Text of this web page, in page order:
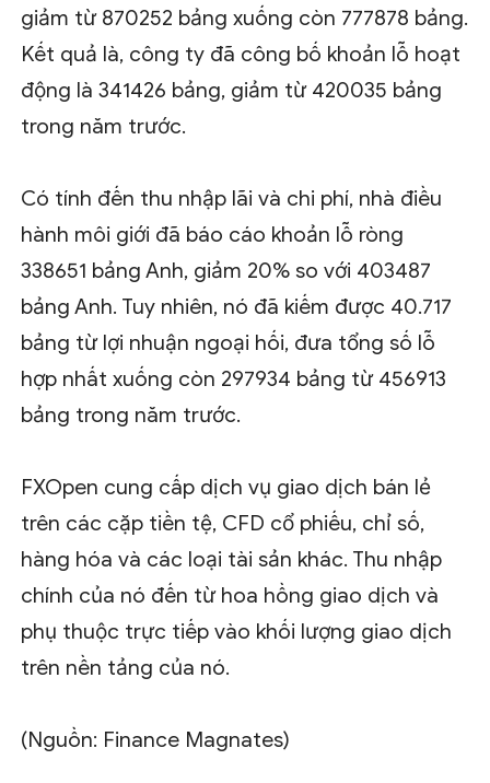
giảm từ 870252 bảng xuống còn 777878 bảng.
Kết quả là, công ty đã công bố khoản lỗ hoạt
động là 341426 bảng, giảm từ 420035 bảng
trong năm trước.
Có tính đến thu nhập lãi và chi phí, nhà điều
hành môi giới đã báo cáo khoản lỗ ròng
338651 bảng Anh, giảm 20% so với 403487
bảng Anh. Tuy nhiên, nó đã kiếm được 40.717
bảng từ lợi nhuận ngoại hối, đưa tổng số lỗ
hợp nhất xuống còn 297934 bảng từ 456913
bảng trong năm trước.
FXOpen cung cấp dịch vụ giao dịch bán lẻ
trên các cặp tiền tệ, CFD cổ phiếu, chỉ số,
hàng hóa và các loại tài sản khác. Thu nhập
chính của nó đến từ hoa hồng giao dịch và
phụ thuộc trực tiếp vào khối lượng giao dịch
trên nền tảng của nó.
(Nguồn: Finance Magnates)